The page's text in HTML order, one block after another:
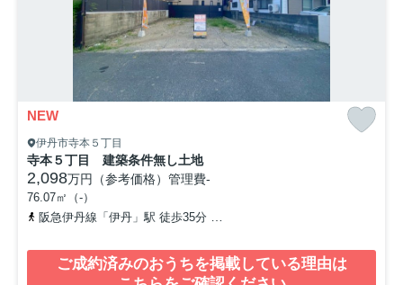
NEW
伊丹市寺本５丁目
寺本５丁目 建築条件無し土地
2,098万円（参考価格） 管理費-
76.07㎡（-）
阪急伊丹線「伊丹」駅 徒歩35分
ご成約済みのおうちを掲載している理由は